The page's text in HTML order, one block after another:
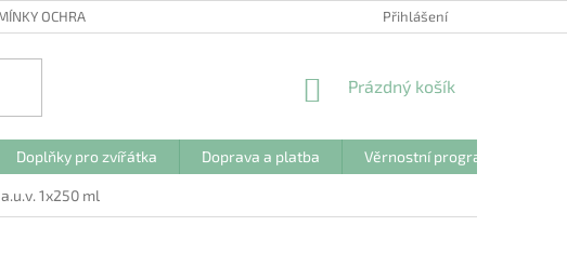
OCHRANY OSOBNÍCH ÚDAJŮ Přihlášení
NÁKUPNÍ
Prázdný košík
Doplňky pro zvířátka Doprava a platba Věrnostní program
1x250 ml